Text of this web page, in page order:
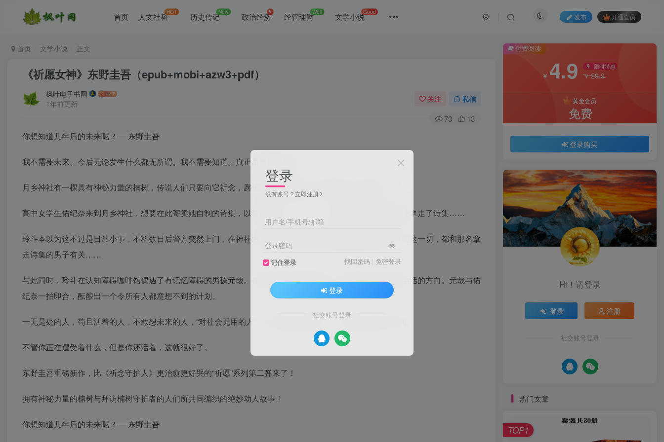
首页 人文社科HOT 历史传记New 政治经济 经管理财Well 文学小说Good
发布 开通会员
首页 文学小说 正文
《祈愿女神》东野圭吾（epub+mobi+azw3+pdf）
枫叶电子书网
1年前更新
关注 私信
73 13
你想知道几年后的未来呢？──东野圭吾
我不需要未来。今后无论发生什么都无所谓。我不需要知道。真正重要的是现在。
月乡神社有一棵具有神秘力量的楠树，传说人们只要向它祈念，愿望就会得以实现，目前由玲斗守护管理。
高中女学生佑纪奈来到月乡神社，想要在此寄卖她自制的诗集，以帮助家计。不久后，一名落魄男子没有付钱便拿走了诗集……
玲斗本以为这不过是日常小事，不料数日后警方突然上门，在神社内搜查找出与某起入室抢劫案相关的物证，而这一切，都和那名拿
走诗集的男子有关……
与此同时，玲斗在认知障碍咖啡馆偶遇了有记忆障碍的男孩元哉。在看到佑纪奈的诗集后，元哉找到了灵感与生活的方向。元哉与佑
纪奈一拍即合，酝酿出一个令所有人都意想不到的计划。
一无是处的人，苟且活着的人，不敢想未来的人，“对社会无用的人”，走到尽头绝望的人……都配得在这人世间。
不管你正在遭受着什么，但是你还活着，这就很好了。
东野圭吾重磅新作，比《祈念守护人》更治愈更好哭的“祈愿”系列第二弹来了！
拥有神秘力量的楠树与拜访楠树守护者的人们所共同编织的绝妙动人故事！
你想知道几年后的未来呢？──东野圭吾
付费阅读
￥ 4.9 限时特惠
￥29.9
黄金会员
免费
登录购买
Hi！请登录
登录 注册
社交账号登录
热门文章
TOP1
登录
没有账号？立即注册
用户名/手机号/邮箱
登录密码
记住登录 找回密码 | 免密登录
登录
社交账号登录